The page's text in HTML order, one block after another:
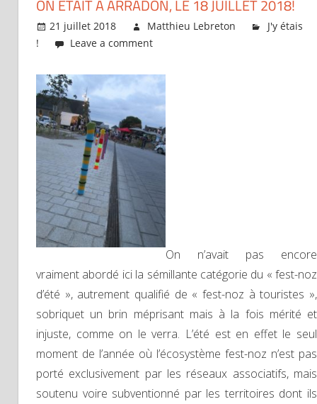
ON ÉTAIT À ARRADON, LE 18 JUILLET 2018!
21 juillet 2018 Matthieu Lebreton
J'y étais
!
Leave a comment
On n’avait pas encore
vraiment abordé ici la sémillante catégorie du « fest-noz
d’été », autrement qualifié de « fest-noz à touristes »,
sobriquet un brin méprisant mais à la fois mérité et
injuste, comme on le verra. L’été est en effet le seul
moment de l’année où l’écosystème fest-noz n’est pas
porté exclusivement par les réseaux associatifs, mais
soutenu voire subventionné par les territoires dont ils